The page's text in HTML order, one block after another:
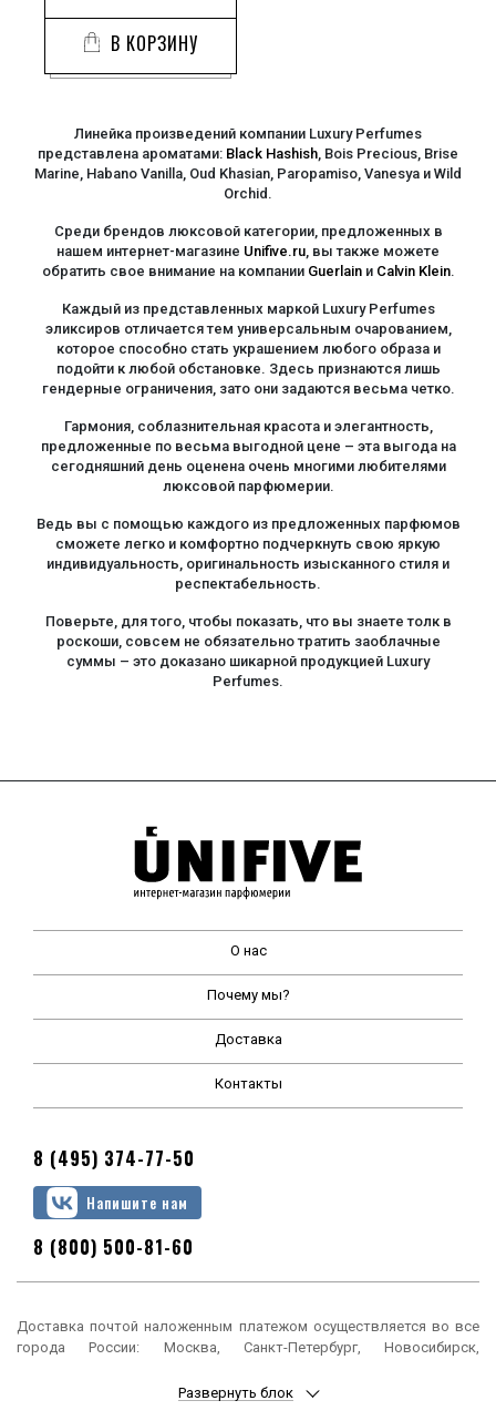
В КОРЗИНУ
Линейка произведений компании Luxury Perfumes
представлена ароматами: Black Hashish, Bois Precious, Brise
Marine, Habano Vanilla, Oud Khasian, Paropamiso, Vanesya и Wild
Orchid.
Среди брендов люксовой категории, предложенных в
нашем интернет-магазине Unifive.ru, вы также можете
обратить свое внимание на компании Guerlainи Calvin Klein.
Каждый из представленных маркой Luxury Perfumes
эликсиров отличается тем универсальным очарованием,
которое способно стать украшением любого образа и
подойти к любой обстановке. Здесь признаются лишь
гендерные ограничения, зато они задаются весьма четко.
Гармония, соблазнительная красота и элегантность,
предложенные по весьма выгодной цене – эта выгода на
сегодняшний день оценена очень многими любителями
люксовой парфюмерии.
Ведь вы с помощью каждого из предложенных парфюмов
сможете легко и комфортно подчеркнуть свою яркую
индивидуальность, оригинальность изысканного стиля и
респектабельность.
Поверьте, для того, чтобы показать, что вы знаете толк в
роскоши, совсем не обязательно тратить заоблачные
суммы – это доказано шикарной продукцией Luxury
Perfumes.
О нас
Почему мы?
Доставка
Контакты
8 (495) 374-77-50
Напишите нам
8 (800) 500-81-60
Доставка почтой наложенным платежом осуществляется во все
города России: Москва, Санкт-Петербург, Новосибирск,
Ростов-на-Дону, Уфа, Красноярск, Пермь, Воронеж, Волгоград,
Развернуть блок